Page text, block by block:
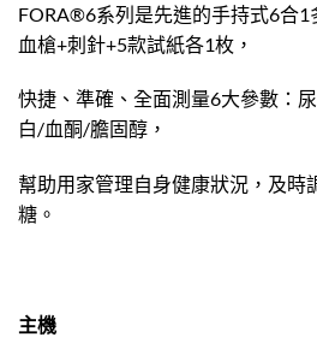
FORA®6系列是先進的手持式6合
血槍+刺針+5款試紙各1枚，
快捷、準確、全面測量6大參數：
白/血酮/膽固醇，
幫助用家管理自身健康狀況，及時
糖。
主機